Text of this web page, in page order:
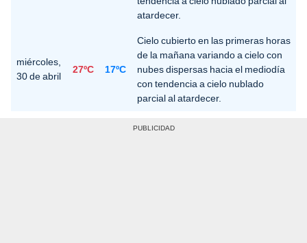
atardecer.
miércoles,
30 de abril
27ºC 17ºC
Cielo cubierto en las primeras horas
de la mañana variando a cielo con
nubes dispersas hacia el mediodía
con tendencia a cielo nublado
parcial al atardecer.